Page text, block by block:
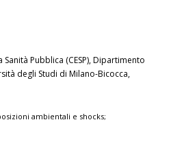
Pubblica (CESP), Dipartimento
degli Studi di Milano-Bicocca,
ambientali e shocks;